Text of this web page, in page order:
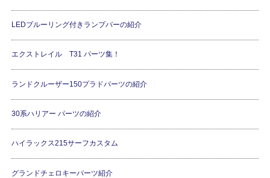
LEDブルーリング付きランプバーの紹介
エクストレイル T31 パーツ集！
ランドクルーザー150プラドパーツの紹介
30系ハリアー パーツの紹介
ハイラックス215サーフカスタム
グランドチェロキーパーツ紹介